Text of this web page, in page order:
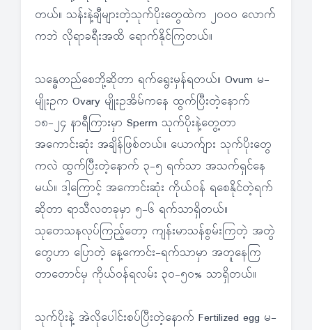
တယ်။ သန်းနဲ့ချီများတဲ့သုက်ပိုးတွေထဲက ၂ဝဝဝ လောက်
ကဘဲ လိုရာခရီးအထိ ရောက်နိုင်ကြတယ်။
သန္ဓေတည်စေဘို့ဆိုတာ ရက်ရွေးမှန်ရတယ်။ Ovum မ-
မျိုးဥက Ovary မျိုးဥအိမ်ကနေ ထွက်ပြီးတဲ့နောက်
၁၈-၂၄ နာရီကြားမှာ Sperm သုက်ပိုးနဲ့တွေ့တာ
အကောင်းဆုံး အချိန်ဖြစ်တယ်။ ယောက်ျား သုက်ပိုးတွေ
ကလဲ ထွက်ပြီးတဲ့နောက် ၃-၅ ရက်သာ အသက်ရှင်နေ
မယ်။ ဒါ့ကြောင့် အကောင်းဆုံး ကိုယ်ဝန် ရစေနိုင်တဲ့ရက်
ဆိုတာ ရာသီလတခုမှာ ၅-၆ ရက်သာရှိတယ်။
သုတေသနလုပ်ကြည့်တော့ ကျန်းမာသန်စွမ်းကြတဲ့ အတွဲ
တွေဟာ ပြောတဲ့ နေ့ကောင်း-ရက်သာမှာ အတူနေကြ
တာတောင်မှ ကိုယ်ဝန်ရလမ်း ၃ဝ-၅ဝ% သာရှိတယ်။
သုက်ပိုးနဲ့ အဲလိုပေါင်းစပ်ပြီးတဲ့နောက် Fertilized egg မ-